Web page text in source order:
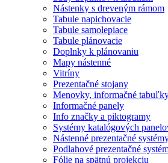
Nástenky s dreveným rámom
Tabule napichovacie
Tabule samolepiace
Tabule plánovacie
Doplnky k plánovaniu
Mapy nástenné
Vitríny
Prezentačné stojany
Menovky, informačné
Informačné panely
Info značky a piktogramy
Systémy katalógových
Nástenné prezentačné
Podlahové prezentačné
Fólie na spätnú projekciu